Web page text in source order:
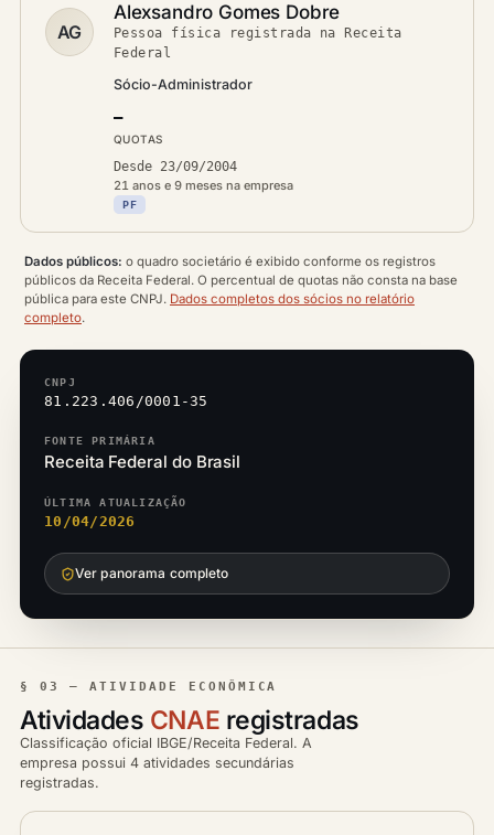
AG
Alexsandro Gomes Dobre
Pessoa física registrada na Receita
Federal
Sócio-Administrador
—
QUOTAS
Desde 23/09/2004
21 anos e 9 meses na empresa
PF
Dados públicos: o quadro societário é exibido conforme os registros
públicos da Receita Federal. O percentual de quotas não consta na base
pública para este CNPJ. Dados completos dos sócios no relatório
completo.
CNPJ
81.223.406/0001-35
FONTE PRIMÁRIA
Receita Federal do Brasil
ÚLTIMA ATUALIZAÇÃO
10/04/2026
Ver panorama completo
§ 03 — ATIVIDADE ECONÔMICA
Atividades CNAE registradas
Classificação oficial IBGE/Receita Federal. A
empresa possui 4 atividades secundárias
registradas.